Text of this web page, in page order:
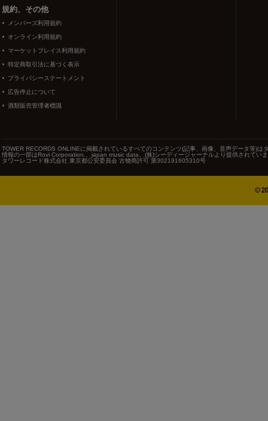
規約、その他
メンバーズ利用規約
オンライン利用規約
マーケットプレイス利用規約
特定商取引法に基づく表示
プライバシーステートメント
広告停止について
酒類販売管理者標識
TOWER RECORDS ONLINEに掲載されているすべてのコンテンツ(記事、画像、音声データ等)
情報の一部はRovi Corporation.、japan music data、(株)シーディージャーナルより提供されてい
タワーレコード株式会社 東京都公安委員会 古物商許可 第302191605310号